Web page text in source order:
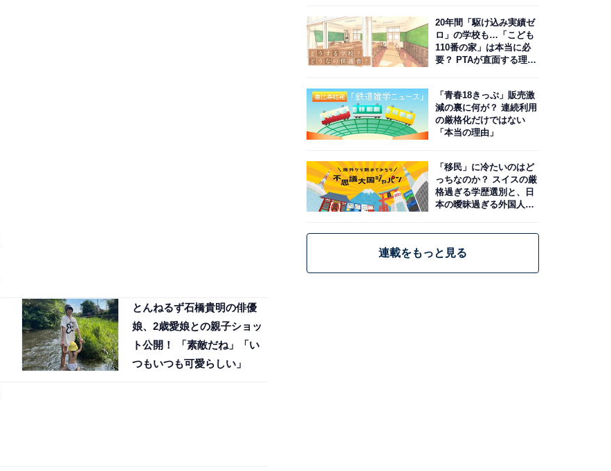
とんねるず石橋貴明の俳優
娘、2歳愛娘との親子ショッ
ト公開！ 「素敵だね」「い
つもいつも可愛らしい」
20年間「駆け込み実績ゼ
ロ」の学校も…「こども
110番の家」は本当に必
要？ PTAが直面する理想
「青春18きっぷ」販売激
減の裏に何が？ 連続利用
の厳格化だけではない
「本当の理由」
「移民」に冷たいのはど
っちなのか？ スイスの厳
格過ぎる学歴選別と、日
本の曖昧過ぎる外国人政
連載をもっと見る